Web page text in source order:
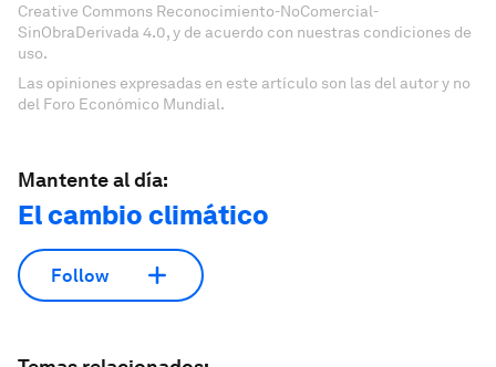
Creative Commons Reconocimiento-NoComercial-
SinObraDerivada 4.0, y de acuerdo con nuestras condiciones de
uso.
Las opiniones expresadas en este artículo son las del autor y no
del Foro Económico Mundial.
Mantente al día:
El cambio climático
Follow